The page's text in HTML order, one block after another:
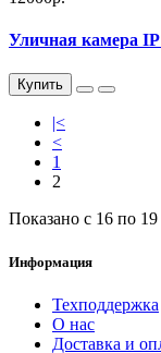
Уличная камера
Купить
|<
<
1
2
Показано с 16 по
Информация
Техподдержка
О нас
Доставка и